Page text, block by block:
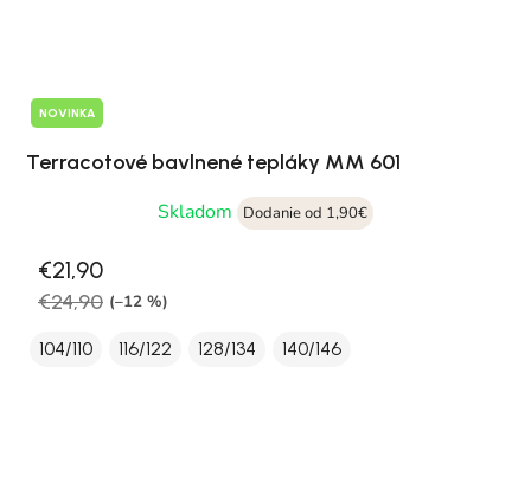
NOVINKA
Terracotové bavlnené tepláky MM 601
Skladom
Dodanie od 1,90€
€21,90
€24,90 (–12 %)
104/110 116/122 128/134 140/146